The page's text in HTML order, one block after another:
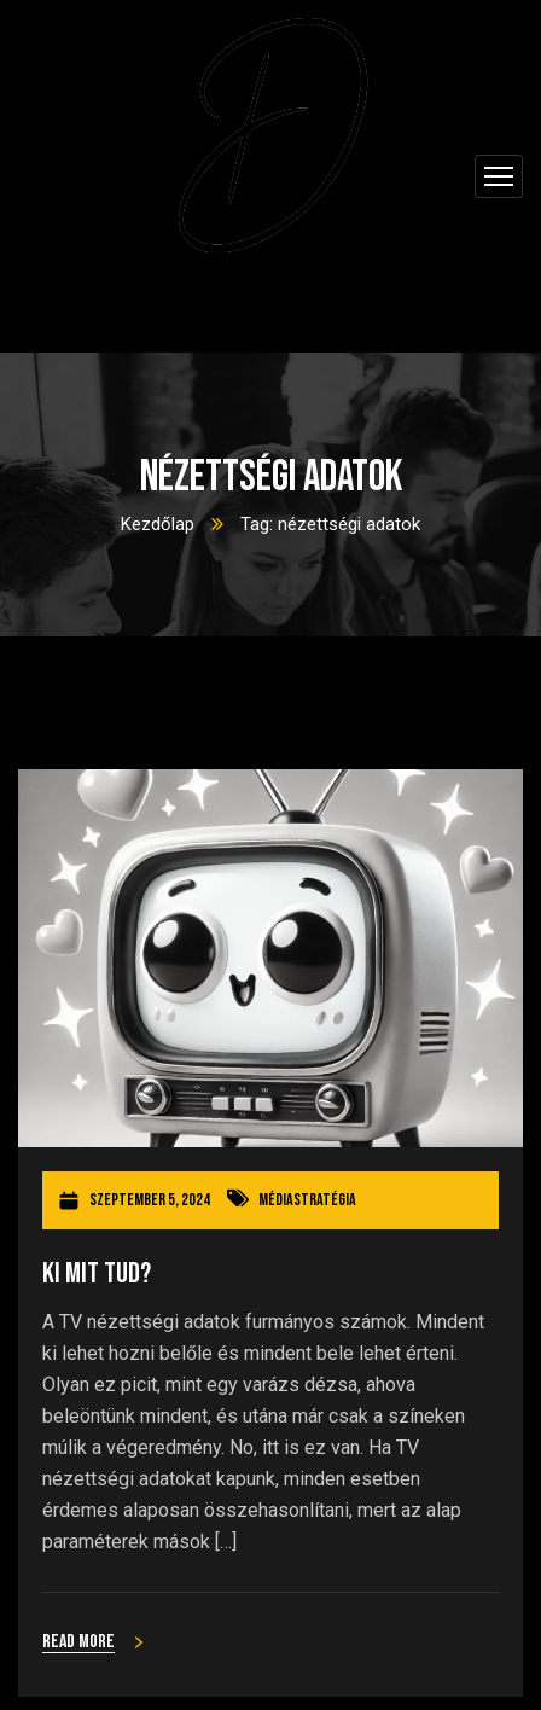
nézettségi adatok
Kezdőlap Tag: nézettségi adatok
szeptember 5, 2024 Médiastratégia
Ki mit tud?
A TV nézettségi adatok furmányos számok. Mindent
ki lehet hozni belőle és mindent bele lehet érteni.
Olyan ez picit, mint egy varázs dézsa, ahova
beleöntünk mindent, és utána már csak a színeken
múlik a végeredmény. No, itt is ez van. Ha TV
nézettségi adatokat kapunk, minden esetben
érdemes alaposan összehasonlítani, mert az alap
paraméterek mások […]
Read more